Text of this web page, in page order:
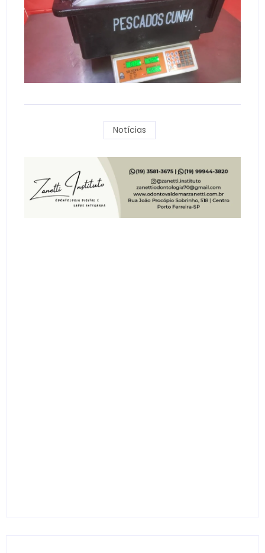
Notícias